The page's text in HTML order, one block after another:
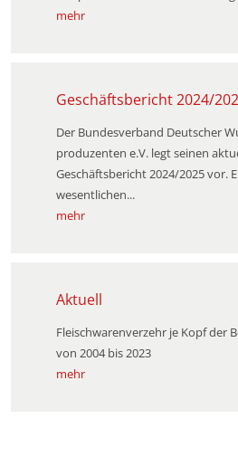
mehr
Geschäftsbericht 2024/
Der Bundesverband Deutscher
produzenten e.V. legt seinen
Geschäftsbericht 2024/2025 vor.
wesentlichen...
mehr
Aktuell
Fleischwarenverzehr je Kopf der
von 2004 bis 2023
mehr